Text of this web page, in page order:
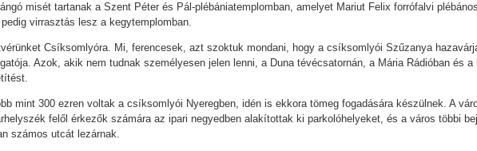
misét tartanak a Szent Péter és Pál-plébániatemplomban, amelyet Mariut Felix forrófalvi
virrasztás lesz a kegytemplomban.
Csíksomlyóra. Mi, ferencesek, azt szoktuk mondani, hogy a csíksomlyói Szűzanya
Azok, akik nem tudnak személyesen jelen lenni, a Duna tévécsatornán, a Mária Rádióban és a
mint 300 ezren voltak a csíksomlyói Nyeregben, idén is ekkora tömeg fogadására készülnek. A
felől érkezők számára az ipari negyedben alakítottak ki parkolóhelyeket, és a város többi
számos utcát lezárnak.